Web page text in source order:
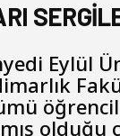
Eylül
olduğu